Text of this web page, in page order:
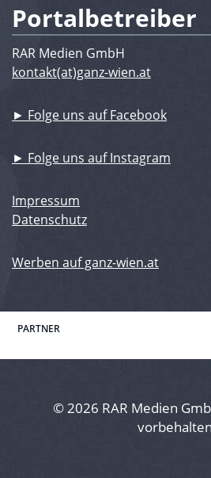
Portalbetreiber
RAR Medien GmbH
kontakt(at)ganz-wien.at
► Folge uns auf Facebook
► Folge uns auf Instagram
Impressum
Datenschutz
Werben auf ganz-wien.at
PARTNER
© 2026 RAR Medien